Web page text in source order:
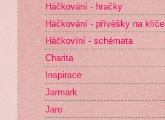
Háčkování - hračky
Háčkování - přívěšky na klíče
Háčkovíní - schémata
Charita
Inspirace
Jarmark
Jaro